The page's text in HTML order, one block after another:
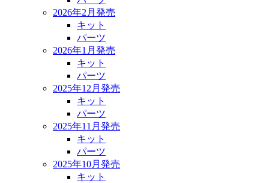
2026年2月発売
キット
パーツ
2026年1月発売
キット
パーツ
2025年12月発売
キット
パーツ
2025年11月発売
キット
パーツ
2025年10月発売
キット